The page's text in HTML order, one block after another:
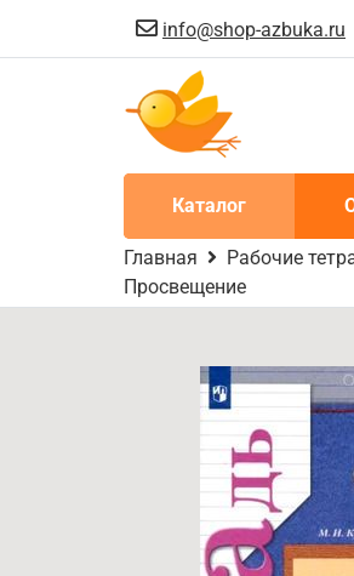
info@shop-azbuka.ru
Каталог
Главная Рабочие
Просвещение